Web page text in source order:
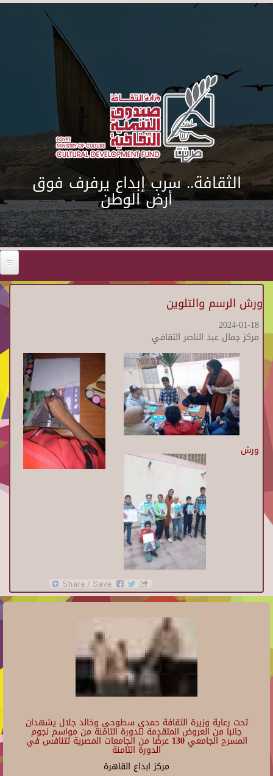
Skip to main content
الثقافة.. سرب إبداع يرفرف فوق
أرض الوطن
ورش الرسم والتلوين
2024-01-18
مركز جمال عبد الناصر الثقافي
ورش
تحت رعاية وزيرة الثقافة حمدي سطوحي وخالد جلال يشهدان
جانبا من العروض المتقدمة للدورة الثامنة من مواسم نجوم
المسرح الجامعي 130 عرضًا من الجامعات المصرية تتنافس في
الدورة الثامنة
مركز ابداع القاهرة